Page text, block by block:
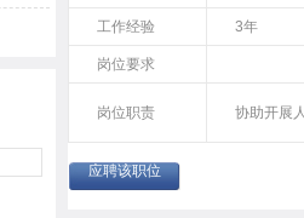
工作经验 3年
岗位要求
岗位职责 协助开展
应聘该职位